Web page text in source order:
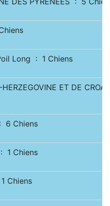
Long : 1 Chiens
HERZEGOVINE ET DE
6 Chiens
: 1 Chiens
Chiens